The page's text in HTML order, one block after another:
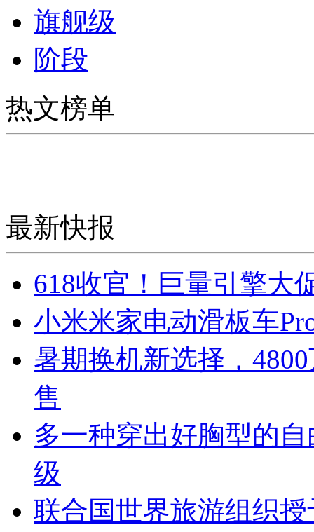
旗舰级
阶段
热文榜单
最新快报
618收官！巨量引擎大
小米米家电动滑板车
暑期换机新选择，
售
多一种穿出好胸型的
级
联合国世界旅游组织